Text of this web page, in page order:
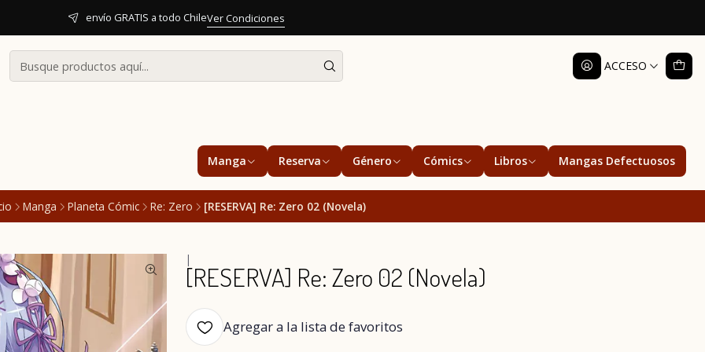
ACCESO
Manga Reserva Género Cómics Libros Mangas Defectuosos
envío GRATIS a todo ChileVer Condiciones
Manga Planeta Cómic Re: Zero [RESERVA] Re: Zero 02 (Novela)
|
[RESERVA] Re: Zero 02 (Novela)
Agregar a la lista de favoritos